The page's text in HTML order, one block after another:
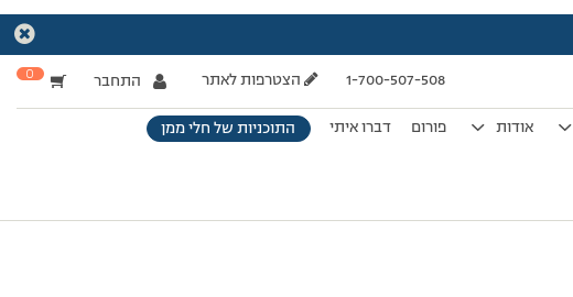
1-700-507-508 הצטרפות לאתר התחבר 0
אודות פורום דברו איתי התוכניות של חלי ממן